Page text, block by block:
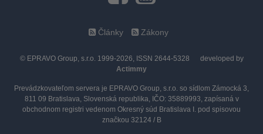
Články Zákony
© EPRAVO Group, s.r.o. 1999-2026, ISSN 2644-5328
developed by
Actimmy
Prevádzkovateľom servera je EPRAVO Group, s.r.o. so sídlom Zámocká 3,
811 09 Bratislava, Slovenská republika, IČO: 35889993, zapísaná v
obchodnom registri vedenom Okresný súd Bratislava I. pod spisovou
značkou 32124 / B